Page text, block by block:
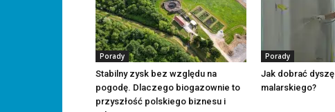
Porady
Stabilny zysk bez względu na
pogodę. Dlaczego biogazownie to
przyszłość polskiego biznesu i
Porady
Jak dobrać
malarskiego?